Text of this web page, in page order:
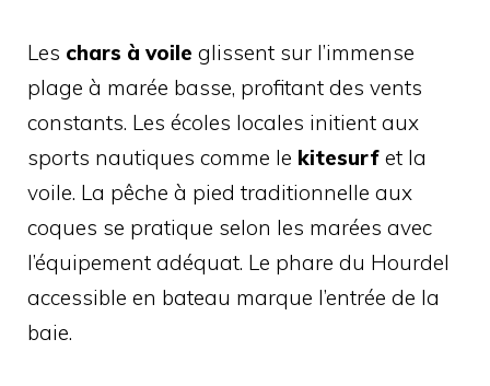
Les chars à voile glissent sur l’immense
plage à marée basse, profitant des vents
constants. Les écoles locales initient aux
sports nautiques comme le kitesurf et la
voile. La pêche à pied traditionnelle aux
coques se pratique selon les marées avec
l’équipement adéquat. Le phare du Hourdel
accessible en bateau marque l’entrée de la
baie.